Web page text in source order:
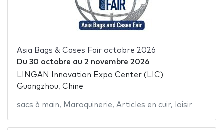
Asia Bags & Cases Fair octobre 2026
Du 30 octobre au 2 novembre 2026
LINGAN Innovation Expo Center (LIC)
Guangzhou, Chine
sacs à main, Maroquinerie, Articles en cuir, loisir